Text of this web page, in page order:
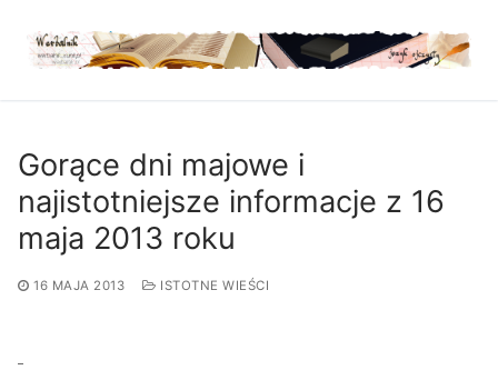
treści
Gorące dni majowe i
najistotniejsze informacje z 16
maja 2013 roku
16 MAJA 2013 ISTOTNE WIEŚCI